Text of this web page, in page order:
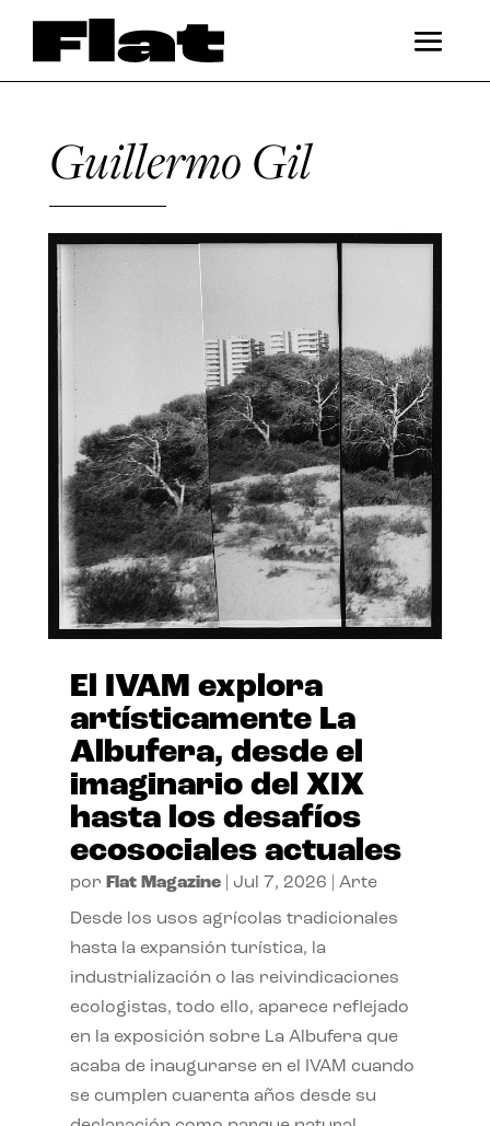
Guillermo Gil
El IVAM explora
artísticamente La
Albufera, desde el
imaginario del XIX
hasta los desafíos
ecosociales actuales
por Flat Magazine| Jul 7, 2026 Arte
Desde los usos agrícolas tradicionales
hasta la expansión turística, la
industrialización o las reivindicaciones
ecologistas, todo ello, aparece reflejado
en la exposición sobre La Albufera que
acaba de inaugurarse en el IVAM cuando
se cumplen cuarenta años desde su